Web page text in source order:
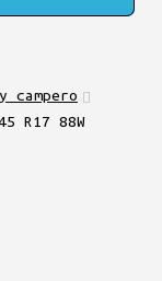
campero
R17 88W